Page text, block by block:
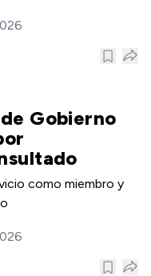
Gobierno
como miembro y